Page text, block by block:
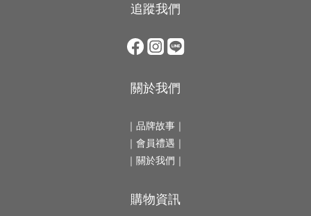
追蹤我們
關於我們
｜ 品牌故事 ｜
｜會員禮遇｜
｜ 關於我們 ｜
購物資訊